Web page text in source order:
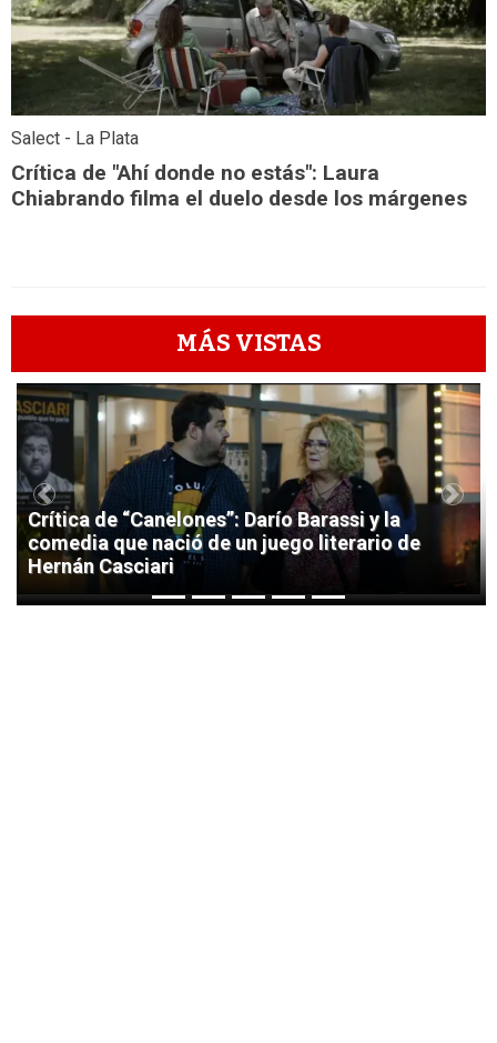
Salect - La Plata
Crítica de "Ahí donde no estás": Laura
Chiabrando filma el duelo desde los márgenes
MÁS VISTAS
1
Crítica de “Canelones”: Darío Barassi y la
comedia que nació de un juego literario de
Hernán Casciari
Previous Next